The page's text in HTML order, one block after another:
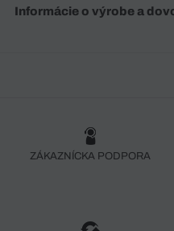
Informácie o výrobe a
ZÁKAZNÍCKA PODPORA